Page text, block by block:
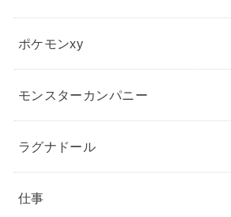
ポケモンxy
モンスターカンパニー
ラグナドール
仕事